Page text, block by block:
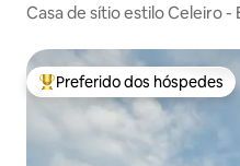
Casa de sítio estilo Celeiro -
Entre os melhores
Preferido dos hóspedes